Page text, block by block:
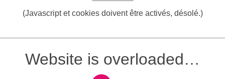
(Javascript et cookies doivent être activés, désolé.)
Website is overloaded…